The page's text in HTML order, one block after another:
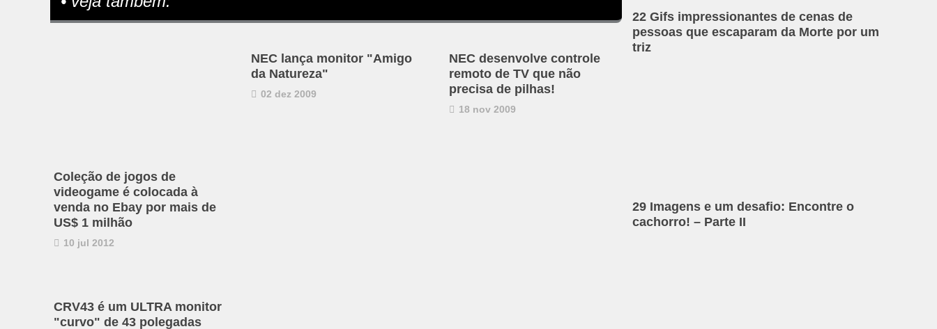
Coleção de jogos de
videogame é colocada à
venda no Ebay por mais de
US$ 1 milhão
10 jul 2012
NEC lança monitor "Amigo
da Natureza"
02 dez 2009
NEC desenvolve controle
remoto de TV que não
precisa de pilhas!
18 nov 2009
CRV43 é um ULTRA monitor
"curvo" de 43 polegadas
22 Gifs impressionantes de cenas de
pessoas que escaparam da Morte por um
triz
29 Imagens e um desafio: Encontre o
cachorro! – Parte II